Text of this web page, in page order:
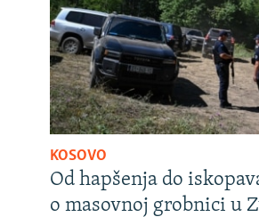
KOSOVO
Od hapšenja do
o masovnoj grobnici u